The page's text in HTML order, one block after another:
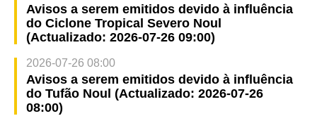
Avisos a serem emitidos devido à influência
do Ciclone Tropical Severo Noul
(Actualizado: 2026-07-26 09:00)
2026-07-26 08:00
Avisos a serem emitidos devido à influência
do Tufão Noul (Actualizado: 2026-07-26
08:00)